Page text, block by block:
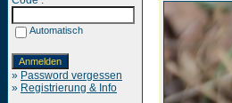
Automatisch
» Password vergessen
» Registrierung & Info